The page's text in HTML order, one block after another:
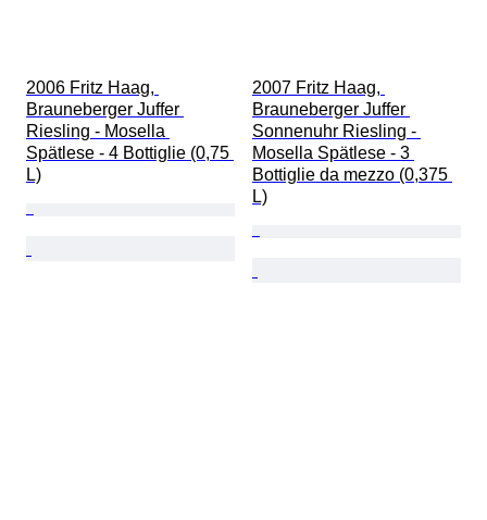
2006 Fritz Haag,
Brauneberger Juffer
Riesling - Mosella
Spätlese - 4 Bottiglie (0,75
L)
2007 Fritz Haag,
Brauneberger Juffer
Sonnenuhr Riesling -
Mosella Spätlese - 3
Bottiglie da mezzo (0,375
L)